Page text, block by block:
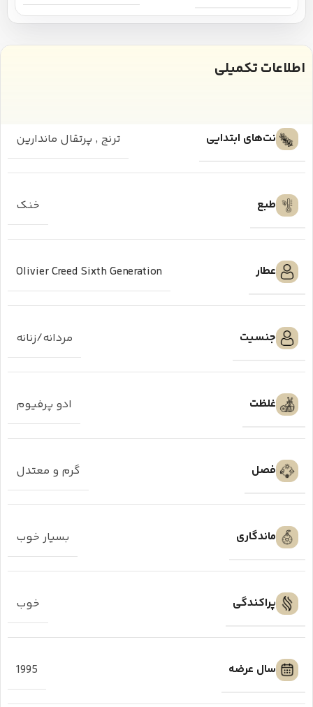
اطلاعات تکمیلی
نت‌های ابتدایی ترنج , پرتقال ماندارین
طبع خنک
عطار Olivier Creed Sixth Generation
جنسیت مردانه/زنانه
غلظت ادو پرفیوم
فصل گرم و معتدل
ماندگاری بسیار خوب
پراکندگی خوب
سال عرضه 1995